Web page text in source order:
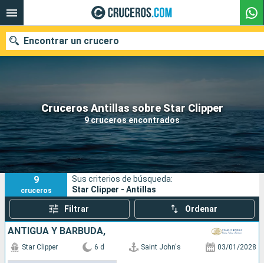
Cruceros Antillas sobre Star Clipper
9 cruceros encontrados
Encontrar un crucero
Nuestros destinos
Fecha de salida
Puertos Compañías
Buscar
9
cruceros
Sus criterios de búsqueda:
Star Clipper - Antillas
Filtrar Ordenar
ANTIGUA Y BARBUDA,
Star Clipper 6 d Saint John's 03/01/2028